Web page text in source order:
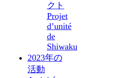
クト
Projet
d’unité
de
Shiwaku
2023年の
活動